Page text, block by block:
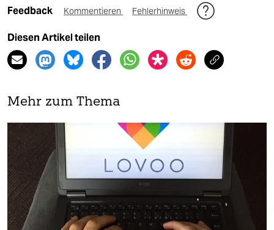
Feedback Kommentieren Fehlerhinweis
Diesen Artikel teilen
Mehr zum Thema